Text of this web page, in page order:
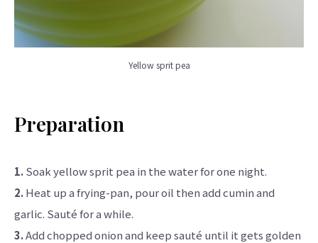
Yellow sprit pea
Preparation
1.Soak yellow sprit pea in the water for one night.
2.Heat up a frying-pan, pour oil then add cumin and
garlic. Sauté for a while.
3.Add chopped onion and keep sauté until it gets golden